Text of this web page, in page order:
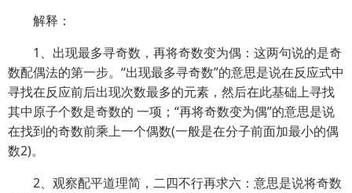
解释：
1、出现最多寻奇数，再将奇数变为偶：这两句说的是奇
数配偶法的第一步。“出现最多寻奇数”的意思是说在反应式中
寻找在反应前后出现次数最多的元素，然后在此基础上寻找
其中原子个数是奇数的 一项；“再将奇数变为偶”的意思是说
在找到的奇数前乘上一个偶数(一般是在分子前面加最小的偶
数2)。
2、观察配平道理简，二四不行再求六：意思是说将奇数